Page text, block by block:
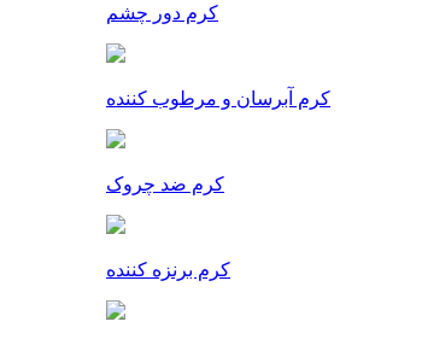
کرم دور چشم
کرم آبرسان و مرطوب کننده
کرم ضد چروک
کرم برنزه کننده